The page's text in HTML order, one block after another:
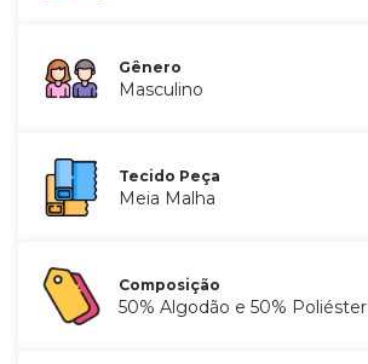
Gênero
Masculino
Tecido Peça
Meia Malha
Composição
50% Algodão e 50% Poliéster